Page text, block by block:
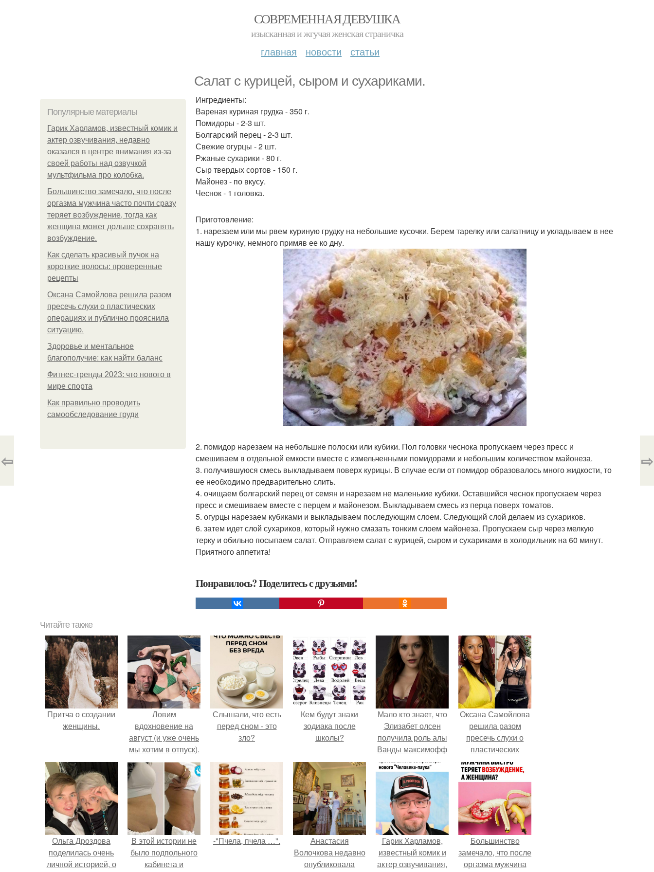
СОВРЕМЕННАЯ ДЕВУШКА
изысканная и жгучая женская страничка
главная новости статьи
Салат с курицей, сыром и сухариками.
Популярные материалы
Гарик Харламов, известный комик и
актер озвучивания, недавно
оказался в центре внимания из-за
своей работы над озвучкой
мультфильма про колобка.
Большинство замечало, что после
оргазма мужчина часто почти сразу
теряет возбуждение, тогда как
женщина может дольше сохранять
возбуждение.
Как сделать красивый пучок на
короткие волосы: проверенные
рецепты
Оксана Самойлова решила разом
пресечь слухи о пластических
операциях и публично прояснила
ситуацию.
Здоровье и ментальное
благополучие: как найти баланс
Фитнес-тренды 2023: что нового в
мире спорта
Как правильно проводить
самообследование груди
Ингредиенты:
Вареная куриная грудка - 350 г.
Помидоры - 2-3 шт.
Болгарский перец - 2-3 шт.
Свежие огурцы - 2 шт.
Ржаные сухарики - 80 г.
Сыр твердых сортов - 150 г.
Майонез - по вкусу.
Чеснок - 1 головка.
Приготовление:
1. нарезаем или мы рвем куриную грудку на небольшие кусочки. Берем тарелку или салатницу и укладываем в нее
нашу курочку, немного примяв ее ко дну.
2. помидор нарезаем на небольшие полоски или кубики. Пол головки чеснока пропускаем через пресс и
смешиваем в отдельной емкости вместе с измельченными помидорами и небольшим количеством майонеза.
3. получившуюся смесь выкладываем поверх курицы. В случае если от помидор образовалось много жидкости, то
ее необходимо предварительно слить.
4. очищаем болгарский перец от семян и нарезаем не маленькие кубики. Оставшийся чеснок пропускаем через
пресс и смешиваем вместе с перцем и майонезом. Выкладываем смесь из перца поверх томатов.
5. огурцы нарезаем кубиками и выкладываем последующим слоем. Следующий слой делаем из сухариков.
6. затем идет слой сухариков, который нужно смазать тонким слоем майонеза. Пропускаем сыр через мелкую
терку и обильно посыпаем салат. Отправляем салат с курицей, сыром и сухариками в холодильник на 60 минут.
Приятного аппетита!
Понравилось? Поделитесь с друзьями!
⇦ ⇨
Читайте также
Притча о создании
женщины.
Ловим
вдохновение на
август (и уже очень
мы хотим в отпуск).
Слышали, что есть
перед сном - это
зло?
Кем будут знаки
зодиака после
школы?
Мало кто знает, что
Элизабет олсен
получила роль алы
Ванды максимофф
не сразу.
Оксана Самойлова
решила разом
пресечь слухи о
пластических
операциях и
публично
прояснила
ситуацию.
Ольга Дроздова
поделилась очень
личной историей, о
В этой истории не
было подпольного
кабинета и
-"Пчела, пчела …".
Анастасия
Волочкова недавно
опубликовала
Гарик Харламов,
известный комик и
актер озвучивания,
Большинство
замечало, что после
оргазма мужчина